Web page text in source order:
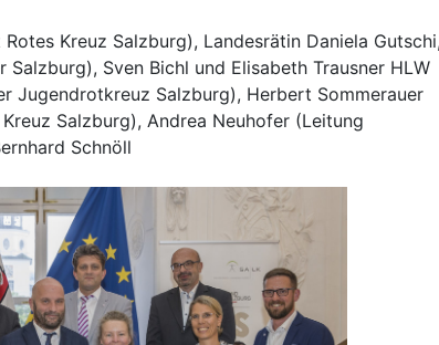
Kreuz Salzburg), Landesrätin Daniela
Sven Bichl und Elisabeth Trausner HLW
Jugendrotkreuz Salzburg), Herbert Sommerauer
Salzburg), Andrea Neuhofer (Leitung
Schnöll